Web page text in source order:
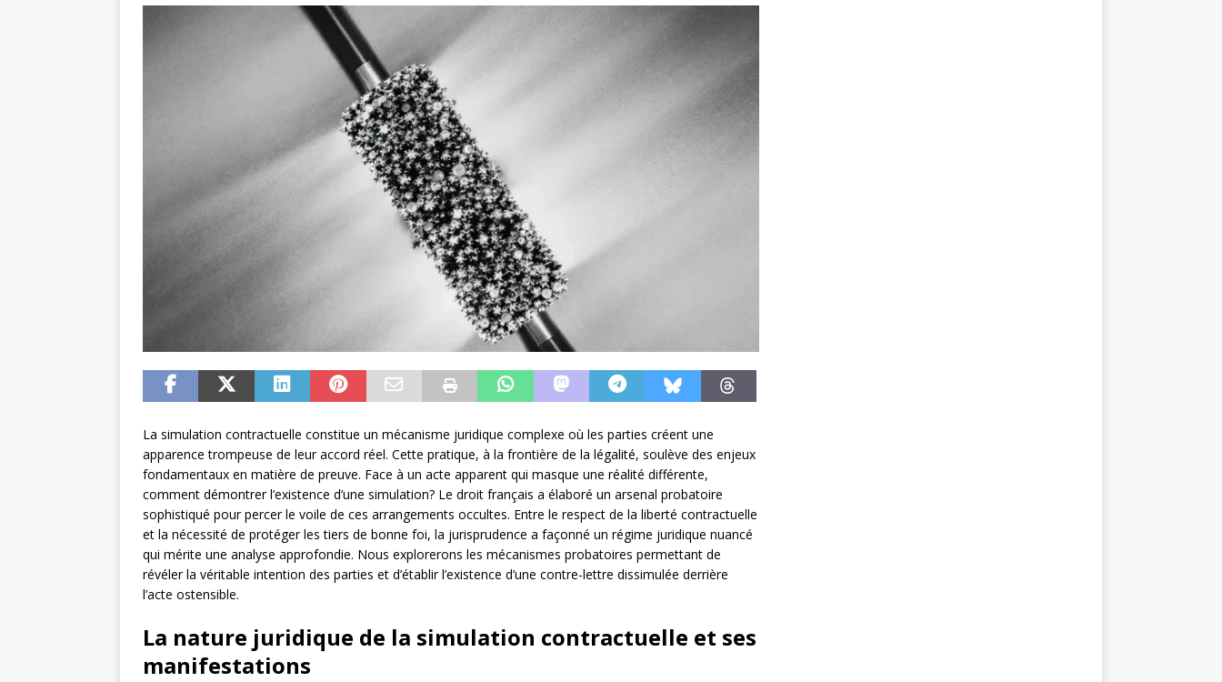
La simulation contractuelle constitue un mécanisme juridique complexe où les parties créent une
apparence trompeuse de leur accord réel. Cette pratique, à la frontière de la légalité, soulève des enjeux
fondamentaux en matière de preuve. Face à un acte apparent qui masque une réalité différente,
comment démontrer l’existence d’une simulation? Le droit français a élaboré un arsenal probatoire
sophistiqué pour percer le voile de ces arrangements occultes. Entre le respect de la liberté contractuelle
et la nécessité de protéger les tiers de bonne foi, la jurisprudence a façonné un régime juridique nuancé
qui mérite une analyse approfondie. Nous explorerons les mécanismes probatoires permettant de
révéler la véritable intention des parties et d’établir l’existence d’une contre-lettre dissimulée derrière
l’acte ostensible.
La nature juridique de la simulation contractuelle et ses
manifestations